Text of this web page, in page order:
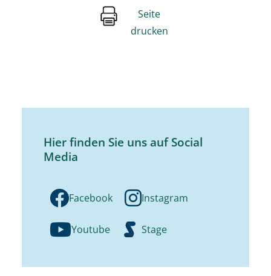
Seite
drucken
Hier finden Sie uns auf Social
Media
Facebook Instagram
Youtube Stage